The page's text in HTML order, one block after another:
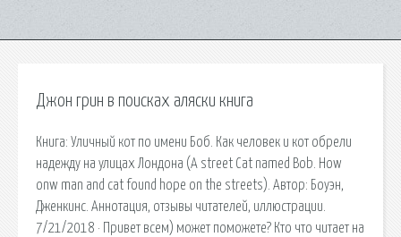
Джон грин в поисках аляски книга
Книга: Уличный кот по имени Боб. Как человек и кот обрели
надежду на улицах Лондона (A street Cat named Bob. How
onw man and cat found hope on the streets). Автор: Боуэн,
Дженкинс. Аннотация, отзывы читателей, иллюстрации.
7/21/2018 · Привет всем) может поможете? Кто что читает на